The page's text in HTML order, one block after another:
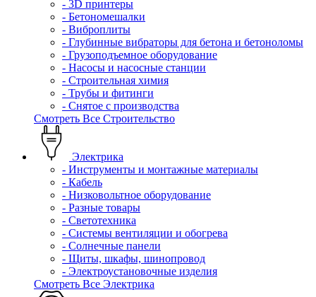
- 3D принтеры
- Бетономешалки
- Виброплиты
- Глубинные вибраторы для бетона и бетоноломы
- Грузоподъемное оборудование
- Насосы и насосные станции
- Строительная химия
- Трубы и фитинги
- Снятое с производства
Смотреть Все Строительство
Электрика
- Инструменты и монтажные материалы
- Кабель
- Низковольтное оборудование
- Разные товары
- Светотехника
- Системы вентиляции и обогрева
- Солнечные панели
- Щиты, шкафы, шинопровод
- Электроустановочные изделия
Смотреть Все Электрика